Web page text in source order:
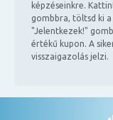
képzéseinkre.
gombbra, töltsd ki
"Jelentkezek!"
értékű kupon. A
visszaigazolás jelzi.